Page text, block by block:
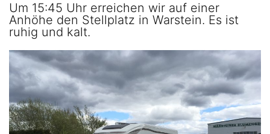
Um 15:45 Uhr erreichen wir auf einer
Anhöhe den Stellplatz in Warstein. Es ist
ruhig und kalt.